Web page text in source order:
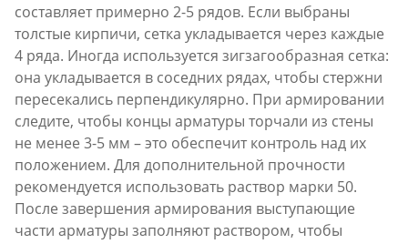
составляет примерно 2-5 рядов. Если выбраны
толстые кирпичи, сетка укладывается через каждые
4 ряда. Иногда используется зигзагообразная сетка:
она укладывается в соседних рядах, чтобы стержни
пересекались перпендикулярно. При армировании
следите, чтобы концы арматуры торчали из стены
не менее 3-5 мм – это обеспечит контроль над их
положением. Для дополнительной прочности
рекомендуется использовать раствор марки 50.
После завершения армирования выступающие
части арматуры заполняют раствором, чтобы